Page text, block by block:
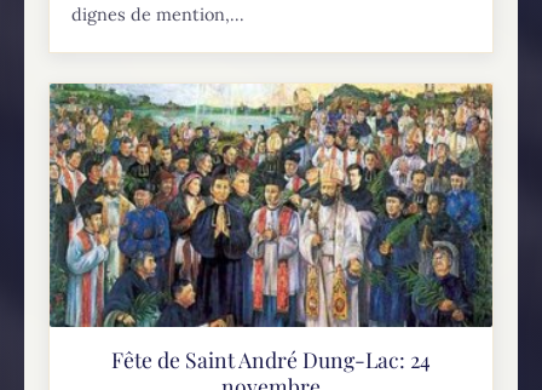
dignes de mention,...
Fête de Saint André Dung-Lac: 24